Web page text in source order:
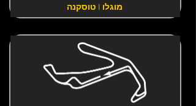
מוגלו | טוסקנה